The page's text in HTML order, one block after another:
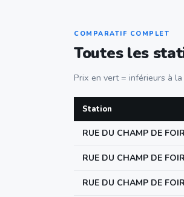
COMPARATIF COMPLET
Toutes les
Prix en vert = inférieurs à
Station
RUE DU CHAMP DE
RUE DU CHAMP DE
RUE DU CHAMP DE